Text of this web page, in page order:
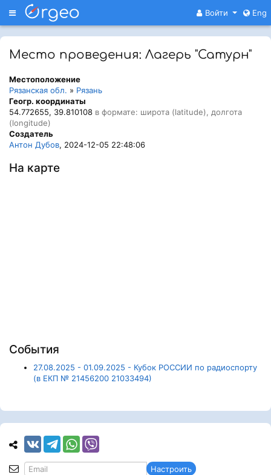
Меню Войти Eng
Место проведения: Лагерь "Сатурн"
Местоположение
Рязанская обл. » Рязань
Геогр. координаты
54.772655, 39.810108 в формате: широта (latitude), долгота
(longitude)
Создатель
Антон Дубов, 2024-12-05 22:48:06
На карте
События
27.08.2025 - 01.09.2025 - Кубок РОССИИ по радиоспорту
(в ЕКП № 21456200 21033494)
Настроить